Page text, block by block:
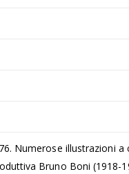
Numerose illustrazioni a
Bruno Boni (1918-